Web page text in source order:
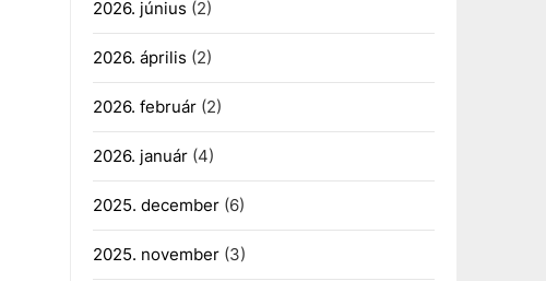
2026. június (2)
2026. április (2)
2026. február(2)
2026. január(4)
2025. december(6)
2025. november(3)